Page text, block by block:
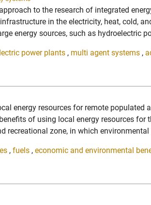
to the research of integrated
in the electricity, heat, cold,
energy sources, such as hydroelectric
power plants , multi agent systems ,
energy resources for remote
of using local energy resources for
zone, in which
, fuels , economic and environmental